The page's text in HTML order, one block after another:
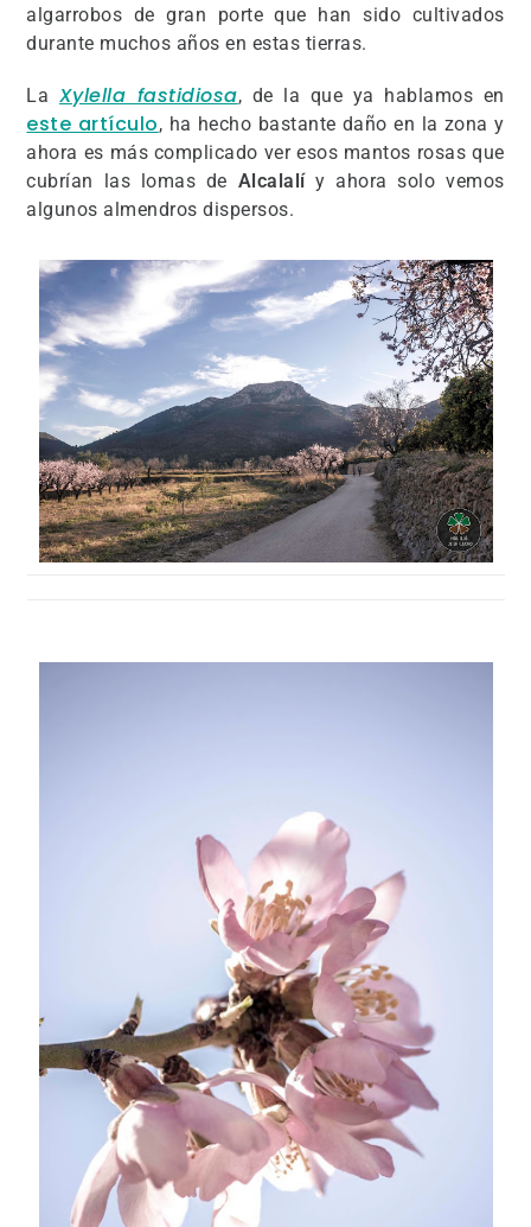
algarrobos de gran porte que han sido cultivados
durante muchos años en estas tierras.
La Xylella fastidiosa, de la que ya hablamos en
este artículo, ha hecho bastante daño en la zona y
ahora es más complicado ver esos mantos rosas que
cubrían las lomas de Alcalalíy ahora solo vemos
algunos almendros dispersos.